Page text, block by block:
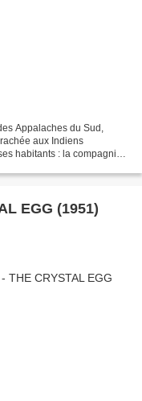
Appalaches du Sud,
aux Indiens
habitants : la compagnie
EGG (1951)